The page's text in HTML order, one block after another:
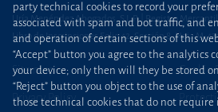
Uría Menéndez Abogados, S.L.P. | Registro
Libro de Inscripciones Folio 42, Sección 8, Hoja M-
Site map Cookie
Privacy Policy
party technical cookies to record your
associated with spam and bot traffic, and
and operation of certain sections of this
“Accept” button you agree to the analytics
your device; only then will they be stored
“Reject” button you object to the use of
those technical cookies that do not require